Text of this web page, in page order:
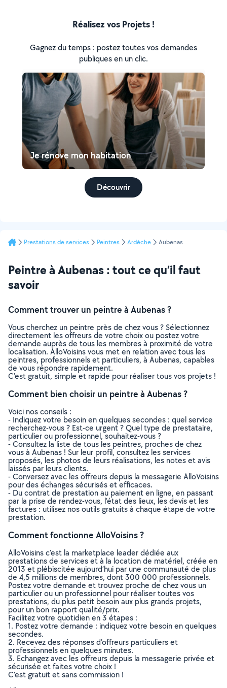
Réalisez vos Projets !
Gagnez du temps : postez toutes vos demandes
publiques en un clic.
Je rénove mon habitation
Découvrir
Prestations de services Peintres Ardèche Aubenas
Peintre à Aubenas : tout ce qu’il faut
savoir
Comment trouver un peintre à Aubenas ?
Vous cherchez un peintre près de chez vous ? Sélectionnez
directement les offreurs de votre choix ou postez votre
demande auprès de tous les membres à proximité de votre
localisation. AlloVoisins vous met en relation avec tous les
peintres, professionnels et particuliers, à Aubenas, capables
de vous répondre rapidement.
C’est gratuit, simple et rapide pour réaliser tous vos projets !
Comment bien choisir un peintre à Aubenas ?
Voici nos conseils :
- Indiquez votre besoin en quelques secondes : quel service
recherchez-vous ? Est-ce urgent ? Quel type de prestataire,
particulier ou professionnel, souhaitez-vous ?
- Consultez la liste de tous les peintres, proches de chez
vous à Aubenas ! Sur leur profil, consultez les services
proposés, les photos de leurs réalisations, les notes et avis
laissés par leurs clients.
- Conversez avec les offreurs depuis la messagerie AlloVoisins
pour des échanges sécurisés et efficaces.
- Du contrat de prestation au paiement en ligne, en passant
par la prise de rendez-vous, l’état des lieux, les devis et les
factures : utilisez nos outils gratuits à chaque étape de votre
prestation.
Comment fonctionne AlloVoisins ?
AlloVoisins c’est la marketplace leader dédiée aux
prestations de services et à la location de matériel, créée en
2013 et plébiscitée aujourd’hui par une communauté de plus
de 4,5 millions de membres, dont 300 000 professionnels.
Postez votre demande et trouvez proche de chez vous un
particulier ou un professionnel pour réaliser toutes vos
prestations, du plus petit besoin aux plus grands projets,
pour un bon rapport qualité/prix.
Facilitez votre quotidien en 3 étapes :
1. Postez votre demande : indiquez votre besoin en quelques
secondes.
2. Recevez des réponses d’offreurs particuliers et
professionnels en quelques minutes.
3. Echangez avec les offreurs depuis la messagerie privée et
sécurisée et faites votre choix !
C’est gratuit et sans commission !